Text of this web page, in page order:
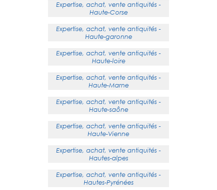
Expertise, achat, vente antiquités -
Haute-Corse
Expertise, achat, vente antiquités -
Haute-garonne
Expertise, achat, vente antiquités -
Haute-loire
Expertise, achat, vente antiquités -
Haute-Marne
Expertise, achat, vente antiquités -
Haute-saône
Expertise, achat, vente antiquités -
Haute-Vienne
Expertise, achat, vente antiquités -
Hautes-alpes
Expertise, achat, vente antiquités -
Hautes-Pyrénées